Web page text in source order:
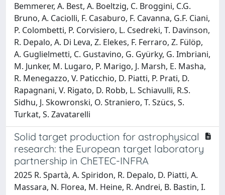
Bemmerer, A. Best, A. Boeltzig, C. Broggini, C.G.
Bruno, A. Caciolli, F. Casaburo, F. Cavanna, G.F. Ciani,
P. Colombetti, P. Corvisiero, L. Csedreki, T. Davinson,
R. Depalo, A. Di Leva, Z. Elekes, F. Ferraro, Z. Fülöp,
A. Guglielmetti, C. Gustavino, G. Gyürky, G. Imbriani,
M. Junker, M. Lugaro, P. Marigo, J. Marsh, E. Masha,
R. Menegazzo, V. Paticchio, D. Piatti, P. Prati, D.
Rapagnani, V. Rigato, D. Robb, L. Schiavulli, R.S.
Sidhu, J. Skowronski, O. Straniero, T. Szücs, S.
Turkat, S. Zavatarelli
Solid target production for astrophysical
research: the European target laboratory
partnership in ChETEC-INFRA
2025 R. Spartà, A. Spiridon, R. Depalo, D. Piatti, A.
Massara, N. Florea, M. Heine, R. Andrei, B. Bastin, I.